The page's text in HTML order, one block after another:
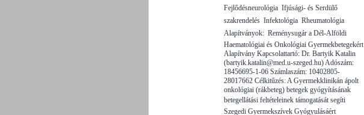
Fejlődésneurológia  Ifjúsági- és Serdülő
szakrendelés  Infektológia  Rheumatológia
Alapítványok:  Reménysugár a Dél-Alföldi
Haematológiai és Onkológiai Gyermekbetegekért
Alapítvány Kapcsolattartó: Dr. Bartyik Katalin
(bartyik.katalin@med.u-szeged.hu) Adószám:
18456695-1-06 Számlaszám: 10402805-
28017662 Célkitűzés: A Gyermekklinikán ápolt
onkológiai (rákbeteg) betegek gyógyításának
betegellátási feltételeinek támogatását segíti 
Szegedi Gyermekszívek Gyógyulásáért